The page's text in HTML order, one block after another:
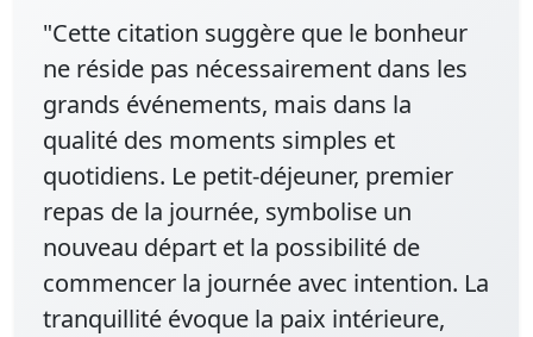
"Cette citation suggère que le bonheur
ne réside pas nécessairement dans les
grands événements, mais dans la
qualité des moments simples et
quotidiens. Le petit-déjeuner, premier
repas de la journée, symbolise un
nouveau départ et la possibilité de
commencer la journée avec intention. La
tranquillité évoque la paix intérieure,